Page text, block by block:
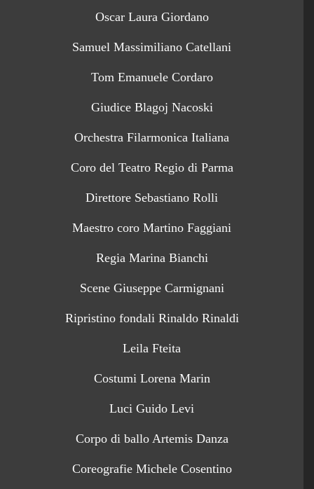
Oscar Laura Giordano
Samuel Massimiliano Catellani
Tom Emanuele Cordaro
Giudice Blagoj Nacoski
Orchestra Filarmonica Italiana
Coro del Teatro Regio di Parma
Direttore Sebastiano Rolli
Maestro coro Martino Faggiani
Regia Marina Bianchi
Scene Giuseppe Carmignani
Ripristino fondali Rinaldo Rinaldi
Leila Fteita
Costumi Lorena Marin
Luci Guido Levi
Corpo di ballo Artemis Danza
Coreografie Michele Cosentino